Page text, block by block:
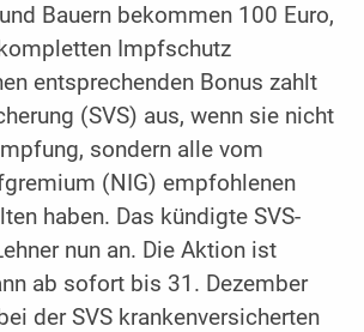
Bauern bekommen 100 Euro,
Impfschutz
entsprechenden Bonus zahlt
(SVS) aus, wenn sie nicht
sondern alle vom
(NIG) empfohlenen
haben. Das kündigte SVS-
nun an. Die Aktion ist
ab sofort bis 31. Dezember
der SVS krankenversicherten